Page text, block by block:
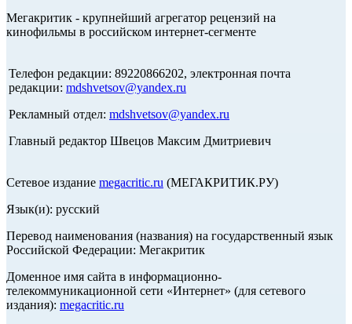
Мегакритик - крупнейший агрегатор рецензий на
кинофильмы в российском интернет-сегменте
Телефон редакции: 89220866202, электронная почта
редакции: mdshvetsov@yandex.ru
Рекламный отдел: mdshvetsov@yandex.ru
Главный редактор Швецов Максим Дмитриевич
Сетевое издание megacritic.ru (МЕГАКРИТИК.РУ)
Язык(и): русский
Перевод наименования (названия) на государственный язык
Российской Федерации: Мегакритик
Доменное имя сайта в информационно-
телекоммуникационной сети «Интернет» (для сетевого
издания): megacritic.ru